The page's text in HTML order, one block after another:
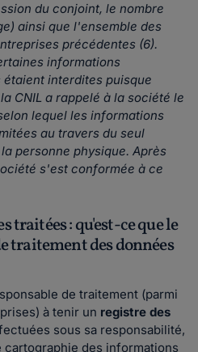
du conjoint, le nombre
ainsi que l'ensemble des
précédentes (6).
informations
interdites puisque
CNIL a rappelé à la société le
lequel les informations
au travers du seul
personne physique. Après
s'est conformée à ce
traitées : qu'est-ce que le
traitement des données
de traitement (parmi
à tenir un registre des
sous sa responsabilité,
des informations